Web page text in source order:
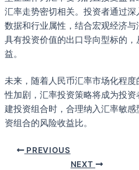
汇率走势密切相关。投资者通过
数据和行业属性，结合宏观经济
具有投资价值的出口导向型标的
益。
未来，随着人民币汇率市场化程
性加剧，汇率投资策略将成为投
建投资组合时，合理纳入汇率敏
资组合的风险收益比。
PREVIOUS
NEXT